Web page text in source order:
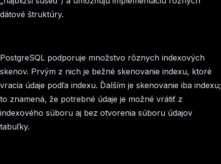
dátové štruktúry.
PostgreSQL podporuje množstvo rôznych indexových
skenov. Prvým z nich je bežné skenovanie indexu, ktoré
vracia údaje podľa indexu. Ďalším je skenovanie iba indexu;
to znamená, že potrebné údaje je možné vrátiť z
indexového súboru aj bez otvorenia súboru údajov
tabuľky.